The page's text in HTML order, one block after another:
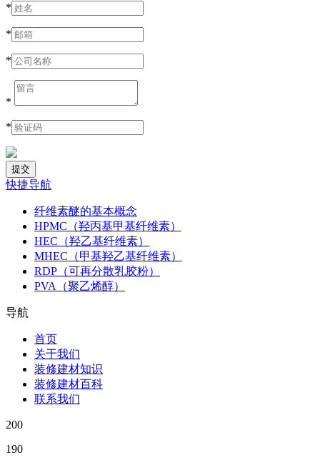
*
*
*
*
*
快捷导航
纤维素醚的基本概念
HPMC（羟丙基甲基纤维素）
HEC（羟乙基纤维素）
MHEC（甲基羟乙基纤维素）
RDP（可再分散乳胶粉）
PVA（聚乙烯醇）
导航
首页
关于我们
装修建材知识
装修建材百科
联系我们
200
190